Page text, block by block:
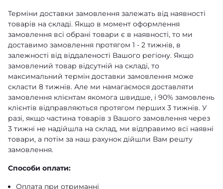
Терміни доставки замовлення залежать від наявності
товарів на складі. Якщо в момент оформлення
замовлення всі обрані товари є в наявності, то ми
доставимо замовлення протягом 1 - 2 тижнів, в
залежності від віддаленості Вашого регіону. Якщо
замовлений товар відсутній на складі, то
максимальний термін доставки замовлення може
скласти 8 тижнів. Але ми намагаємося доставляти
замовлення клієнтам якомога швидше, і 90% замовлень
клієнтів відправляються протягом перших 3 тижнів. У
разі, якщо частина товарів з Вашого замовлення через
3 тижні не надійшла на склад, ми відправимо всі наявні
товари, а потім за наш рахунок дійшли Вам решту
замовлення.
Способи оплати:
Оплата при отриманні